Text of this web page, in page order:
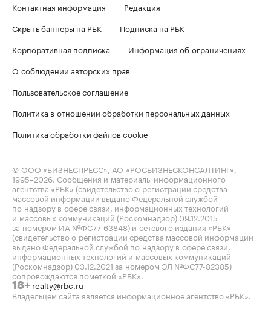
Контактная информация
Редакция
Скрыть баннеры на РБК
Подписка на РБК
Корпоративная подписка
Информация об ограничениях
О соблюдении авторских прав
Пользовательское соглашение
Политика в отношении обработки персональных данных
Политика обработки файлов cookie
© ООО «БИЗНЕСПРЕСС», АО «РОСБИЗНЕСКОНСАЛТИНГ»,
1995–2026. Сообщения и материалы информационного
агентства «РБК» (свидетельство о регистрации средства
массовой информации выдано Федеральной службой
по надзору в сфере связи, информационных технологий
и массовых коммуникаций (Роскомнадзор) 09.12.2015
за номером ИА №ФС77-63848) и сетевого издания «РБК»
(свидетельство о регистрации средства массовой информации
выдано Федеральной службой по надзору в сфере связи,
информационных технологий и массовых коммуникаций
(Роскомнадзор) 03.12.2021 за номером ЭЛ №ФС77-82385)
сопровождаются пометкой «РБК».
18+ realty@rbc.ru
Владельцем сайта является информационное агентство «РБК».